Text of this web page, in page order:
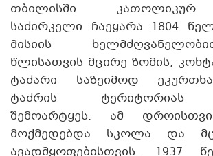
თბილისში კათოლიკურ
საძირკელი ჩაეყარა 1804
მისიის
წლისათვის მცირე ზომის,
ტაძარი საზეიმოდ
ტაძრის ტერიტორიას
შემოარტყეს. ამ
მოქმედებდა სკოლა და
ავადმყოფებისთვის. 1937